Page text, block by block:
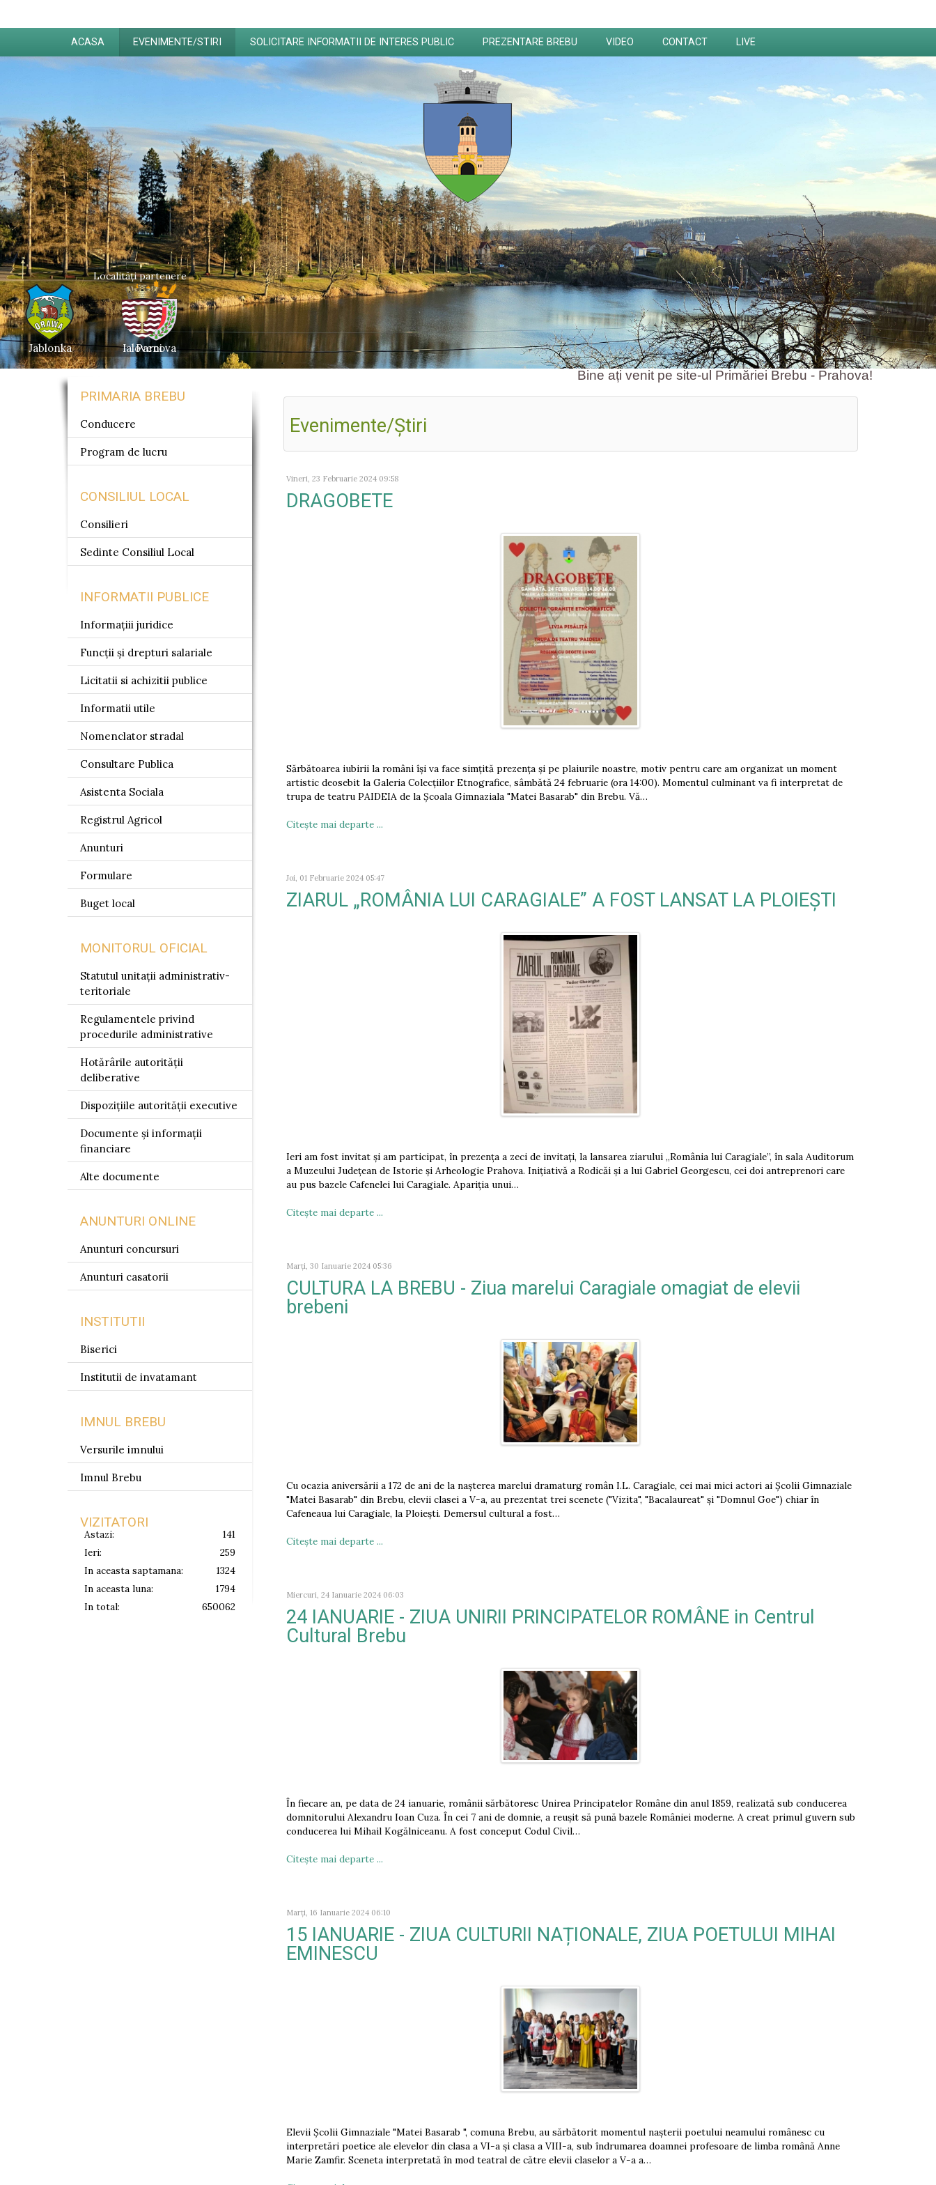
ACASA EVENIMENTE/STIRI SOLICITARE INFORMATII DE INTERES PUBLIC PREZENTARE BREBU VIDEO CONTACT LIVE
Localități partenere
Jablonka Parcova
Ialoveni
Bine ați venit pe site-ul Primăriei Brebu - Prahova!
Evenimente/Ştiri
Vineri, 23 Februarie 2024 09:58
DRAGOBETE
Sărbătoarea iubirii la români își va face simțită prezența și pe plaiurile noastre, motiv pentru care am organizat un moment
artistic deosebit la Galeria Colecțiilor Etnografice, sâmbătă 24 februarie (ora 14:00). Momentul culminant va fi interpretat de
trupa de teatru PAIDEIA de la Școala Gimnaziala "Matei Basarab" din Brebu. Vă…
Citeşte mai departe ...
Joi, 01 Februarie 2024 05:47
ZIARUL „ROMÂNIA LUI CARAGIALE” A FOST LANSAT LA PLOIEȘTI
Ieri am fost invitat și am participat, în prezența a zeci de invitați, la lansarea ziarului „România lui Caragiale”, în sala Auditorum
a Muzeului Județean de Istorie și Arheologie Prahova. Inițiativă a Rodicăi și a lui Gabriel Georgescu, cei doi antreprenori care
au pus bazele Cafenelei lui Caragiale. Apariția unui…
Citeşte mai departe ...
Marți, 30 Ianuarie 2024 05:36
CULTURA LA BREBU - Ziua marelui Caragiale omagiat de elevii
brebeni
Cu ocazia aniversării a 172 de ani de la nașterea marelui dramaturg român I.L. Caragiale, cei mai mici actori ai Școlii Gimnaziale
"Matei Basarab" din Brebu, elevii clasei a V-a, au prezentat trei scenete ("Vizita", "Bacalaureat" și "Domnul Goe") chiar în
Cafeneaua lui Caragiale, la Ploiești. Demersul cultural a fost…
Citeşte mai departe ...
Miercuri, 24 Ianuarie 2024 06:03
24 IANUARIE - ZIUA UNIRII PRINCIPATELOR ROMÂNE in Centrul
Cultural Brebu
În fiecare an, pe data de 24 ianuarie, românii sărbătoresc Unirea Principatelor Române din anul 1859, realizată sub conducerea
domnitorului Alexandru Ioan Cuza. În cei 7 ani de domnie, a reușit să pună bazele României moderne. A creat primul guvern sub
conducerea lui Mihail Kogălniceanu. A fost conceput Codul Civil…
Citeşte mai departe ...
Marți, 16 Ianuarie 2024 06:10
15 IANUARIE - ZIUA CULTURII NAȚIONALE, ZIUA POETULUI MIHAI
EMINESCU
Elevii Școlii Gimnaziale "Matei Basarab ", comuna Brebu, au sărbătorit momentul nașterii poetului neamului românesc cu
interpretări poetice ale elevelor din clasa a VI-a și clasa a VIII-a, sub îndrumarea doamnei profesoare de limba română Anne
Marie Zamfir. Sceneta interpretată în mod teatral de către elevii claselor a V-a a…
PRIMARIA BREBU
Conducere
Program de lucru
CONSILIUL LOCAL
Consilieri
Sedinte Consiliul Local
INFORMATII PUBLICE
Informațiii juridice
Funcții și drepturi salariale
Licitatii si achizitii publice
Informatii utile
Nomenclator stradal
Consultare Publica
Asistenta Sociala
Registrul Agricol
Anunturi
Formulare
Buget local
MONITORUL OFICIAL
Statutul unitații administrativ-
teritoriale
Regulamentele privind
procedurile administrative
Hotărârile autorității
deliberative
Dispozițiile autorității executive
Documente și informații
financiare
Alte documente
ANUNTURI ONLINE
Anunturi concursuri
Anunturi casatorii
INSTITUTII
Biserici
Institutii de invatamant
IMNUL BREBU
Versurile imnului
Imnul Brebu
VIZITATORI
Astazi:
141
Ieri:
259
In aceasta saptamana:
1324
In aceasta luna:
1794
In total:
650062